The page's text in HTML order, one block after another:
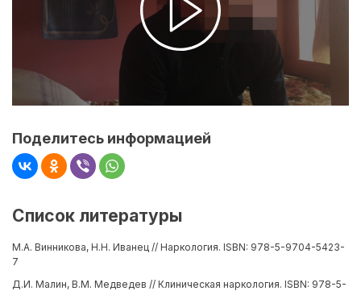
Поделитесь информацией
Список литературы
М.А. Винникова, Н.Н. Иванец // Наркология. ISBN: 978-5-9704-5423-
7
Д.И. Малин, В.М. Медведев // Клиническая наркология. ISBN: 978-5-